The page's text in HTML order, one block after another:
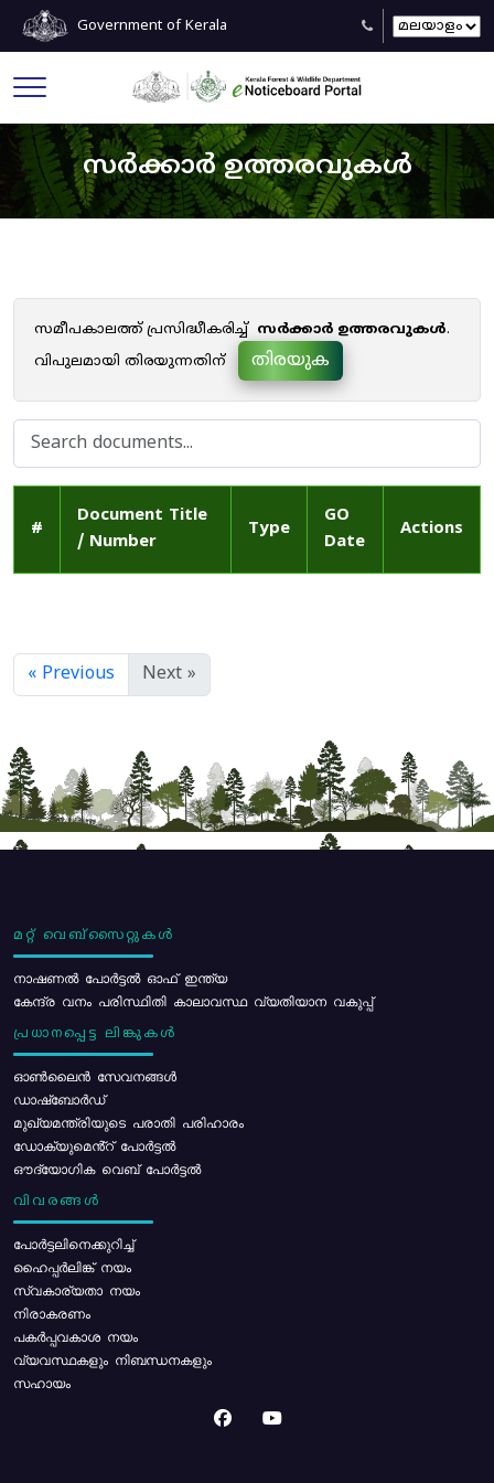
Government of Kerala
സർക്കാർ ഉത്തരവുകൾ
സമീപകാലത്ത് പ്രസിദ്ധീകരിച്ച് സർക്കാർ ഉത്തരവുകൾ.
വിപുലമായി തിരയുന്നതിന്
തിരയുക
#
Document Title
/ Number
Type
GO
Date
Actions
« Previous Next »
മറ്റ് വെബ്സൈറ്റുകൾ
നാഷണൽ പോർട്ടൽ ഓഫ് ഇന്ത്യ
കേന്ദ്ര വനം പരിസ്ഥിതി കാലാവസ്ഥ വ്യതിയാന വകുപ്പ്
പ്രധാനപ്പെട്ട ലിങ്കുകൾ
ഓൺലൈൻ സേവനങ്ങൾ
ഡാഷ്ബോർഡ്
മുഖ്യമന്ത്രിയുടെ പരാതി പരിഹാരം
ഡോക്യുമെൻ്റ് പോർട്ടൽ
ഔദ്യോഗിക വെബ് പോർട്ടൽ
വിവരങ്ങൾ
പോര്‍ട്ടലിനെക്കുറിച്ച്
ഹൈപ്പർലിങ്ക് നയം
സ്വകാര്യതാ നയം
നിരാകരണം
പകർപ്പവകാശ നയം
വ്യവസ്ഥകളും നിബന്ധനകളും
സഹായം